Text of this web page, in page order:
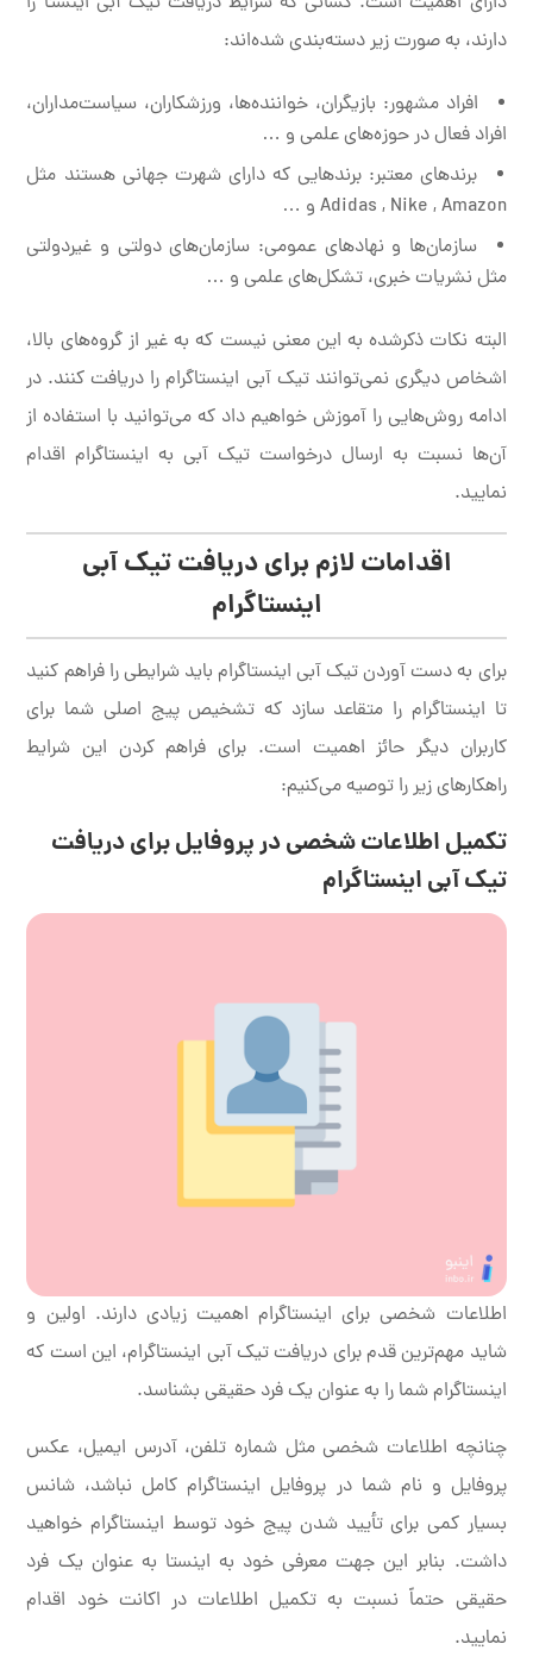
دارند، به صورت زیر دسته‌بندی شده‌اند:
افراد مشهور: بازیگران، خواننده‌ها، ورزشکاران، سیاست‌مداران،
افراد فعال در حوزه‌های علمی و …
برندهای معتبر: برندهایی که دارای شهرت جهانی هستند مثل
Adidas , Nike , Amazon و …
سازمان‌ها و نهادهای عمومی: سازمان‌های دولتی و غیردولتی
مثل نشریات خبری، تشکل‌های علمی و …
البته نکات ذکرشده به این معنی نیست که به غیر از گروه‌های بالا،
اشخاص دیگری نمی‌توانند تیک آبی اینستاگرام را دریافت کنند. در
ادامه روش‌هایی را آموزش خواهیم داد که می‌توانید با استفاده از
آن‌ها نسبت به ارسال درخواست تیک آبی به اینستاگرام اقدام
نمایید.
اقدامات لازم برای دریافت تیک آبی
اینستاگرام
برای به دست آوردن تیک آبی اینستاگرام باید شرایطی را فراهم کنید
تا اینستاگرام را متقاعد سازد که تشخیص پیج اصلی شما برای
کاربران دیگر حائز اهمیت است. برای فراهم کردن این شرایط
راهکارهای زیر را توصیه می‌کنیم:
تکمیل اطلاعات شخصی در پروفایل برای دریافت
تیک آبی اینستاگرام
اطلاعات شخصی برای اینستاگرام اهمیت زیادی دارند. اولین و
شاید مهم‌ترین قدم برای دریافت تیک آبی اینستاگرام، این است که
اینستاگرام شما را به عنوان یک فرد حقیقی بشناسد.
چنانچه اطلاعات شخصی مثل شماره تلفن، آدرس ایمیل، عکس
پروفایل و نام شما در پروفایل اینستاگرام کامل نباشد، شانس
بسیار کمی برای تأیید شدن پیج خود توسط اینستاگرام خواهید
داشت. بنابر این جهت معرفی خود به اینستا به عنوان یک فرد
حقیقی حتماً نسبت به تکمیل اطلاعات در اکانت خود اقدام
نمایید.